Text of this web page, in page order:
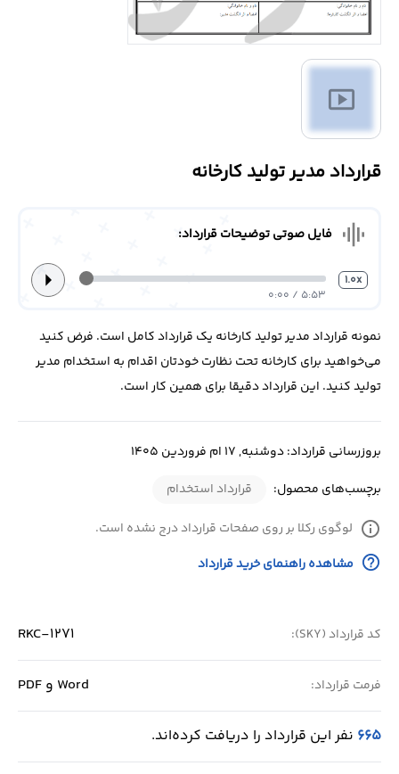
درباره
ما
تماس
با
smart_display
قرارداد مدیر تولید کارخانه
graphic_eq فایل صوتی توضیحات قرارداد:
1.0x
5:53 / 0:00
arrow_right
نمونه قرارداد مدیر تولید کارخانه یک قرارداد کامل است. فرض کنید
می‌خواهید برای کارخانه تحت نظارت خودتان اقدام به استخدام مدیر
تولید کنید. این قرارداد دقیقا برای همین کار است.
بروزرسانی قرارداد: دوشنبه, 17 ام فروردین 1405
برچسب‌های محصول:
قرارداد استخدام
info لوگوی رکلا بر روی صفحات قرارداد درج نشده است.
help_outline مشاهده راهنمای خرید قرارداد
کد قرارداد (SKY): RKC-1271
فرمت قرارداد: Word و PDF
665 نفر این قرارداد را دریافت کرده‌اند.